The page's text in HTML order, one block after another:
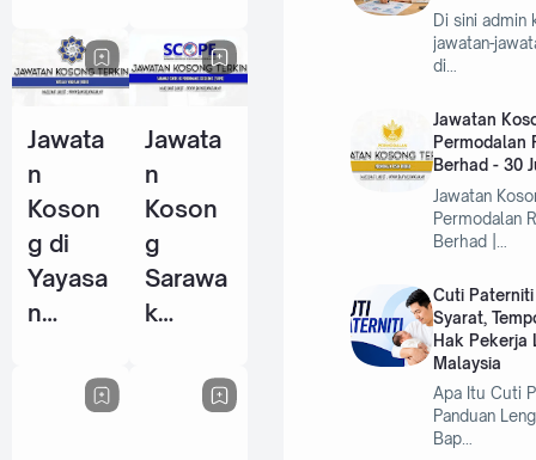
Berhad
- 30
2026
Kemam
an
4 Jun
2026
Jawata
n
Koson
g di
Yayasa
n
n Johor
Jawata
n
Koson
g
Sarawa
k
Perfor
Di sini admin
jawatan-
di…
Jawatan
Permodalan
Berhad - 30
Jawatan
Permodalan
Cuti
Syarat,
Hak Pekerja
Malaysia
Apa Itu Cuti
Panduan
Bap…